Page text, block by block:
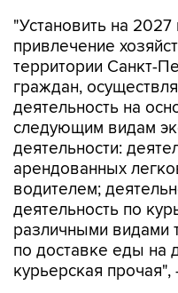
"Установить на 2027
привлечение
территории Санкт-
граждан,
деятельность на
следующим видам
деятельности:
арендованных
водителем;
деятельность по
различными видами
по доставке еды на
курьерская